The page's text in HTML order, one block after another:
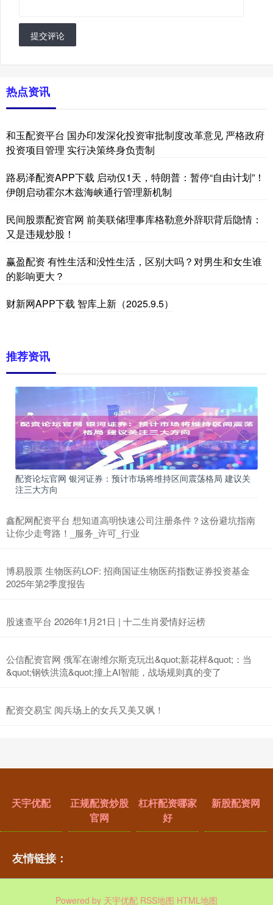
提交评论
热点资讯
和玉配资平台 国办印发深化投资审批制度改革意见 严格政府
投资项目管理 实行决策终身负责制
路易泽配资APP下载 启动仅1天，特朗普：暂停“自由计划”！
伊朗启动霍尔木兹海峡通行管理新机制
民间股票配资官网 前美联储理事库格勒意外辞职背后隐情：
又是违规炒股！
赢盈配资 有性生活和没性生活，区别大吗？对男生和女生谁
的影响更大？
财新网APP下载 智库上新（2025.9.5）
推荐资讯
配资论坛官网 银河证券：预计市场将维持区间震荡格局 建议关
注三大方向
鑫配网配资平台 想知道高明快速公司注册条件？这份避坑指南
让你少走弯路！_服务_许可_行业
博易股票 生物医药LOF: 招商国证生物医药指数证券投资基金
2025年第2季度报告
股速查平台 2026年1月21日 | 十二生肖爱情好运榜
公信配资官网 俄军在谢维尔斯克玩出&quot;新花样&quot;：当
&quot;钢铁洪流&quot;撞上AI智能，战场规则真的变了
配资交易宝 阅兵场上的女兵又美又飒！
天宇优配
正规配资炒股
官网
杠杆配资哪家
好
新股配资网
友情链接：
Powered by 天宇优配 RSS地图 HTML地图